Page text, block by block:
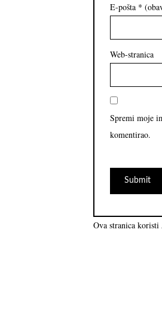
E-pošta *
Web-stranica
Spremi moje
komentirao.
Ova stranica koristi